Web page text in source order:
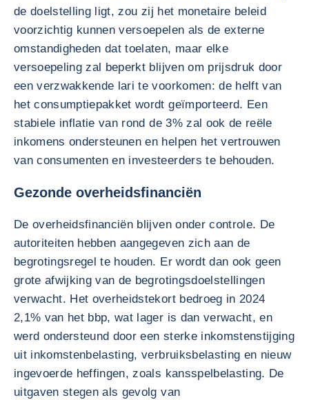
de doelstelling ligt, zou zij het monetaire beleid
voorzichtig kunnen versoepelen als de externe
omstandigheden dat toelaten, maar elke
versoepeling zal beperkt blijven om prijsdruk door
een verzwakkende lari te voorkomen: de helft van
het consumptiepakket wordt geïmporteerd. Een
stabiele inflatie van rond de 3% zal ook de reële
inkomens ondersteunen en helpen het vertrouwen
van consumenten en investeerders te behouden.
Gezonde overheidsfinanciën
De overheidsfinanciën blijven onder controle. De
autoriteiten hebben aangegeven zich aan de
begrotingsregel te houden. Er wordt dan ook geen
grote afwijking van de begrotingsdoelstellingen
verwacht. Het overheidstekort bedroeg in 2024
2,1% van het bbp, wat lager is dan verwacht, en
werd ondersteund door een sterke inkomstenstijging
uit inkomstenbelasting, verbruiksbelasting en nieuw
ingevoerde heffingen, zoals kansspelbelasting. De
uitgaven stegen als gevolg van